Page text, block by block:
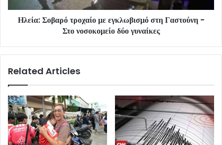
Ηλεία: Σοβαρό τροχαίο με εγκλωβισμό στη Γαστούνη -
Στο νοσοκομείο δύο γυναίκες
Related Articles